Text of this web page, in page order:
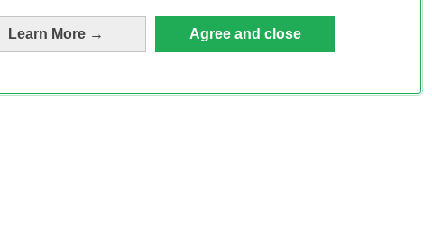
Learn More → Agree and close